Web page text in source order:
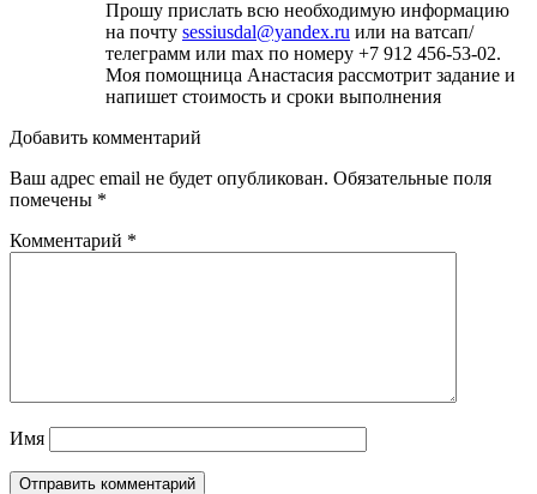
Прошу прислать всю необходимую информацию
на почту sessiusdal@yandex.ru или на ватсап/
телеграмм или max по номеру +7 912 456-53-02.
Моя помощница Анастасия рассмотрит задание и
напишет стоимость и сроки выполнения
Добавить комментарий
Ваш адрес email не будет опубликован. Обязательные поля
помечены *
Комментарий *
Имя